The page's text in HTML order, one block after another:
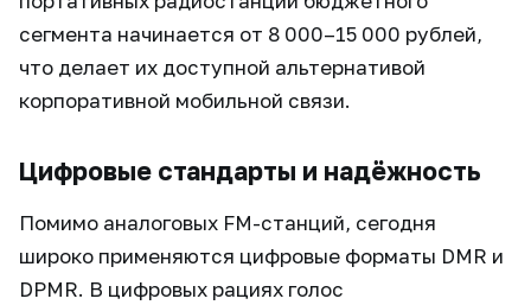
сегмента начинается от 8 000–15 000 рублей,
что делает их доступной альтернативой
корпоративной мобильной связи.
Цифровые стандарты и надёжность
Помимо аналоговых FM-станций, сегодня
широко применяются цифровые форматы DMR и
DPMR. В цифровых рациях голос